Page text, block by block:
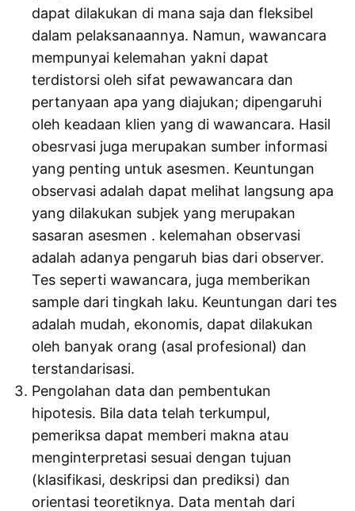
dapat dilakukan di mana saja dan fleksibel
dalam pelaksanaannya. Namun, wawancara
mempunyai kelemahan yakni dapat
terdistorsi oleh sifat pewawancara dan
pertanyaan apa yang diajukan; dipengaruhi
oleh keadaan klien yang di wawancara. Hasil
obesrvasi juga merupakan sumber informasi
yang penting untuk asesmen. Keuntungan
observasi adalah dapat melihat langsung apa
yang dilakukan subjek yang merupakan
sasaran asesmen . kelemahan observasi
adalah adanya pengaruh bias dari observer.
Tes seperti wawancara, juga memberikan
sample dari tingkah laku. Keuntungan dari tes
adalah mudah, ekonomis, dapat dilakukan
oleh banyak orang (asal profesional) dan
terstandarisasi.
Pengolahan data dan pembentukan
hipotesis. Bila data telah terkumpul,
pemeriksa dapat memberi makna atau
menginterpretasi sesuai dengan tujuan
(klasifikasi, deskripsi dan prediksi) dan
orientasi teoretiknya. Data mentah dari